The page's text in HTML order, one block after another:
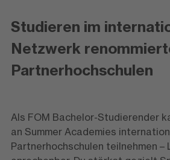
Studieren im
Netzwerk
Partnerhochschulen
Als FOM Bachelor-Studierender
an Summer Academies
Partnerhochschulen teilnehmen –